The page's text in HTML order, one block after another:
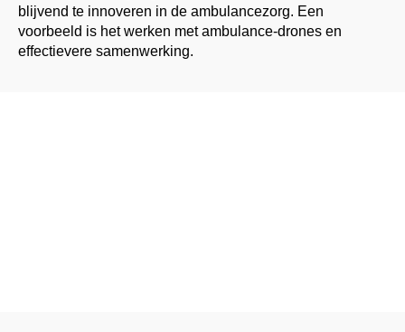
blijvend te innoveren in de ambulancezorg. Een
voorbeeld is het werken met ambulance-drones en
effectievere samenwerking.